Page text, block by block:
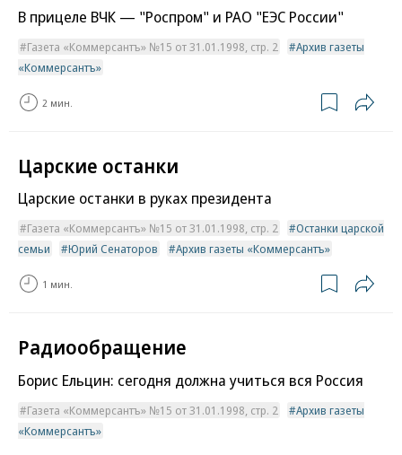
В прицеле ВЧК — "Роспром" и РАО "ЕЭС России"
Газета «Коммерсантъ» №15 от 31.01.1998, стр. 2
Архив газеты
«Коммерсантъ»
2 мин.
Царские останки
Царские останки в руках президента
Газета «Коммерсантъ» №15 от 31.01.1998, стр. 2
Останки царской
семьи
Юрий Сенаторов Архив газеты «Коммерсантъ»
1 мин.
Радиообращение
Борис Ельцин: сегодня должна учиться вся Россия
Газета «Коммерсантъ» №15 от 31.01.1998, стр. 2
Архив газеты
«Коммерсантъ»